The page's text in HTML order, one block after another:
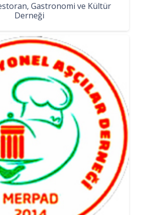
Gastronomi ve Kültür
Derneği